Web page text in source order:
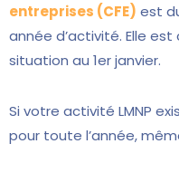
entreprises (CFE) est
année d’activité. Elle
situation au 1er janvier.
Si votre activité LMNP
pour toute l’année,